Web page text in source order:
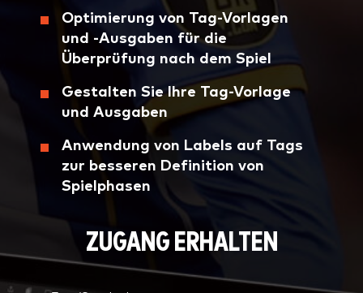
Optimierung von Tag-Vorlagen
und -Ausgaben für die
Überprüfung nach dem Spiel
Gestalten Sie Ihre Tag-Vorlage
und Ausgaben
Anwendung von Labels auf Tags
zur besseren Definition von
Spielphasen
ZUGANG ERHALTEN